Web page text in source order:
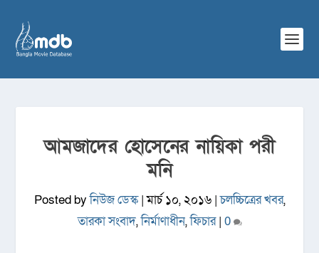
আমজাদের হোসেনের নায়িকা পরী
মনি
Posted byনিউজ ডেস্ক|মার্চ ১০, ২০১৬|চলচ্চিত্রের খবর,
তারকা সংবাদ,নির্মাণাধীন,ফিচার| 0